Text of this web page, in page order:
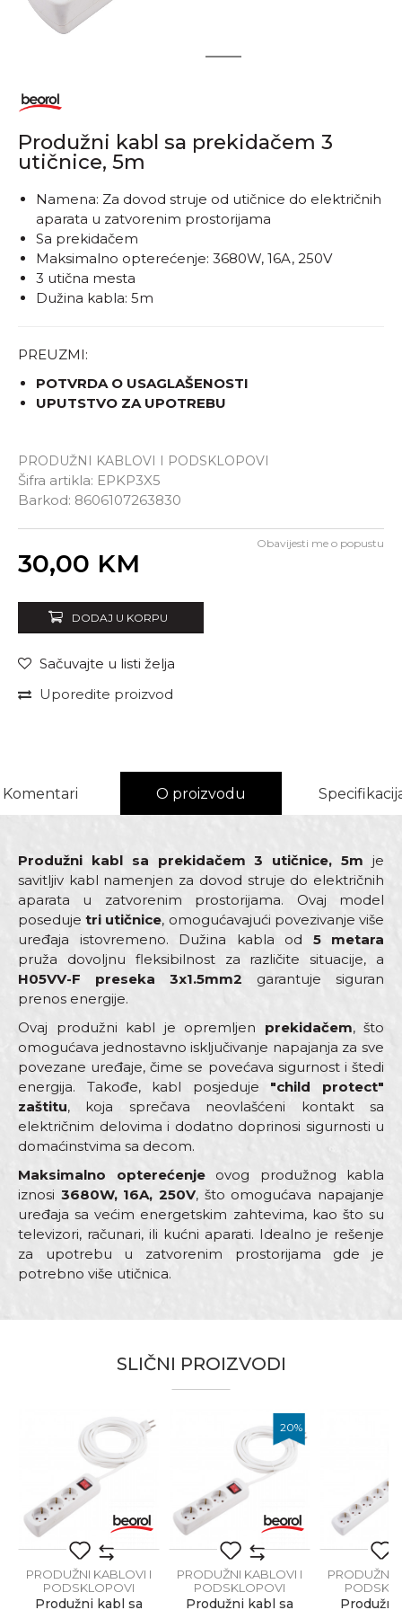
2
Produžni kabl sa prekidačem 3
utičnice, 5m
PRODUŽNI KABLOVI I PODSKLOPOVI
Šifra artikla: EPKP3X5
Barkod: 8606107263830
Namena: Za dovod struje od utičnice do električnih
aparata u zatvorenim prostorijama
Sa prekidačem
Maksimalno opterećenje: 3680W, 16A, 250V
3 utična mesta
Dužina kabla: 5m
PREUZMI:
POTVRDA O USAGLAŠENOSTI
UPUTSTVO ZA UPOTREBU
30,00 KM
Obavijesti me o popustu
DODAJ U KORPU
Sačuvajte u listi želja
Uporedite proizvod
Komentari O proizvodu
Produžni kabl sa prekidačem 3 utičnice, 5m je
savitljiv kabl namenjen za dovod struje do električnih
aparata u zatvorenim prostorijama. Ovaj model
posedujetri utičnice, omogućavajući povezivanje više
uređaja istovremeno. Dužina kabla od 5 metara
pruža dovoljnu fleksibilnost za različite situacije, a
H05VV-F preseka 3x1.5mm2 garantuje siguran
prenos energije.
Ovaj produžni kabl je opremljen prekidačem, što
omogućava jednostavno isključivanje napajanja za sve
povezane uređaje, čime se povećava sigurnost i štedi
energija. Takođe, kabl posjeduje "child protect"
zaštitu, koja sprečava neovlašćeni kontakt sa
električnim delovima i dodatno doprinosi sigurnosti u
domaćinstvima sa decom.
Maksimalno opterećenjeovog produžnog kabla
iznosi 3680W, 16A, 250V, što omogućava napajanje
uređaja sa većim energetskim zahtevima, kao što su
televizori, računari, ili kućni aparati. Idealno je rešenje
za upotrebu u zatvorenim prostorijama gde je
potrebno više utičnica.
Bijela
Dimenzija
5m
Sa prekidačem
Zanat
Baštovani, Bravari, Električari,
Hobby, Kamenoresci, Mehaničari,
Parketari, Stolari
SLIČNI PROIZVODI
PRODUŽNI KABLOVI I
PODSKLOPOVI
Produžni kabl sa
20%
PRODUŽNI KABLOVI I
PODSKLOPOVI
Produžni kabl sa
PRODUŽNI
Produžni